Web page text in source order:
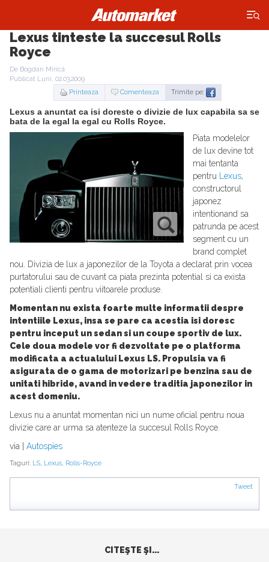
×
Lexus tinteste la succesul Rolls
Royce
De Bogdan Mirică
Publicat Luni, 02.03.2009
Printeaza
Comenteaza Trimite pe:
Lexus a anuntat ca isi doreste o divizie de lux capabila sa se
bata de la egal la egal cu Rolls Royce.
Piata modelelor
de lux devine tot
mai tentanta
pentru
Lexus,
constructorul
japonez
intentionand sa
patrunda pe acest
segment cu un
brand complet
nou. Divizia de lux a japonezilor de la Toyota a declarat prin vocea
purtatorului sau de cuvant ca piata prezinta potential si ca exista
potentiali clienti pentru viitoarele produse.
Momentan nu exista foarte multe informatii despre
intentiile Lexus, insa se pare ca acestia isi doresc
pentru inceput un sedan si un coupe sportiv de lux.
Cele doua modele vor fi dezvoltate pe o platforma
modificata a actualului Lexus LS. Propulsia va fi
asigurata de o gama de motorizari pe benzina sau de
unitati hibride, avand in vedere traditia japonezilor in
acest domeniu.
Lexus nu a anuntat momentan nici un nume oficial pentru noua
divizie care ar urma sa atenteze la succesul Rolls Royce.
via | Autospies
Taguri: LS, Lexus, Rolls-Royce
Tweet
CITEŞTE ŞI...